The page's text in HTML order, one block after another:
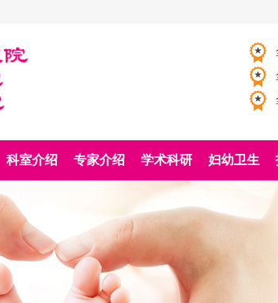
科室介绍 专家介绍 学术科研 妇幼卫生